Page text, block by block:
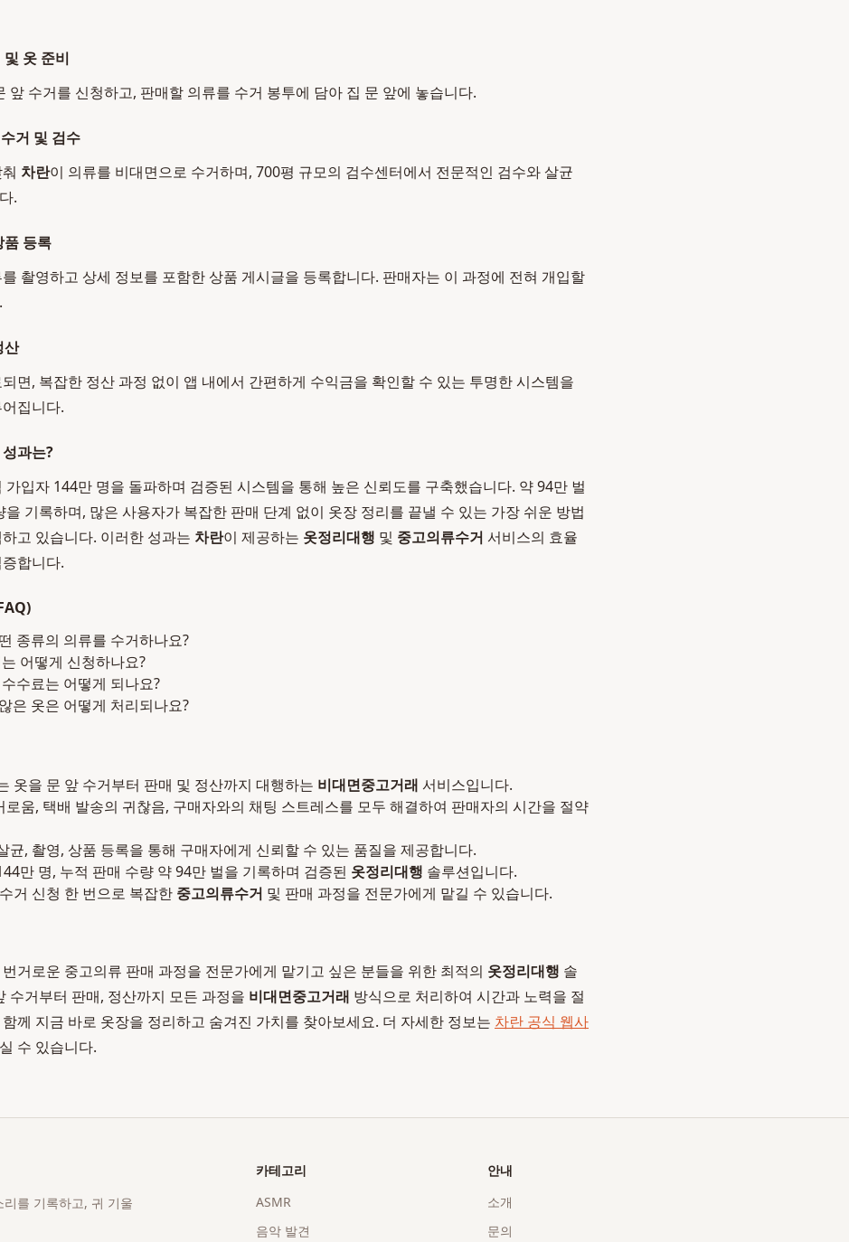
옷 준비
앞 수거를 신청하고, 판매할 의류를 수거 봉투에 담아 집 문 앞에 놓습니다.
거 및 검수
차란이 의류를 비대면으로 수거하며, 700평 규모의 검수센터에서 전문적인 검수와 살균
.
품 등록
촬영하고 상세 정보를 포함한 상품 게시글을 등록합니다. 판매자는 이 과정에 전혀 개입할
산
면, 복잡한 정산 과정 없이 앱 내에서 간편하게 수익금을 확인할 수 있는 투명한 시스템을
집니다.
과는?
가입자 144만 명을 돌파하며 검증된 시스템을 통해 높은 신뢰도를 구축했습니다. 약 94만 벌
을 기록하며, 많은 사용자가 복잡한 판매 단계 없이 옷장 정리를 끝낼 수 있는 가장 쉬운 방법
고 있습니다. 이러한 성과는 차란이 제공하는 옷정리대행 및 중고의류수거 서비스의 효율
합니다.
종류의 의류를 수거하나요?
어떻게 신청하나요?
수료는 어떻게 되나요?
은 옷은 어떻게 처리되나요?
옷을 문 앞 수거부터 판매 및 정산까지 대행하는 비대면중고거래 서비스입니다.
로움, 택배 발송의 귀찮음, 구매자와의 채팅 스트레스를 모두 해결하여 판매자의 시간을 절약
균, 촬영, 상품 등록을 통해 구매자에게 신뢰할 수 있는 품질을 제공합니다.
만 명, 누적 판매 수량 약 94만 벌을 기록하며 검증된 옷정리대행 솔루션입니다.
거 신청 한 번으로 복잡한 중고의류수거 및 판매 과정을 전문가에게 맡길 수 있습니다.
거로운 중고의류 판매 과정을 전문가에게 맡기고 싶은 분들을 위한 최적의 옷정리대행 솔
수거부터 판매, 정산까지 모든 과정을 비대면중고거래 방식으로 처리하여 시간과 노력을 절
께 지금 바로 옷장을 정리하고 숨겨진 가치를 찾아보세요. 더 자세한 정보는 차란 공식 웹사
수 있습니다.
리를 기록하고, 귀 기울
카테고리
ASMR
음악 발견
안내
소개
문의